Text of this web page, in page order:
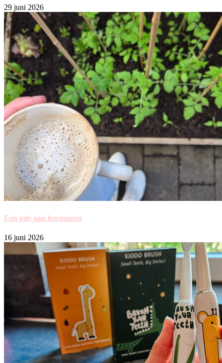
29 juni 2026
Een ode aan hormonen
16 juni 2026